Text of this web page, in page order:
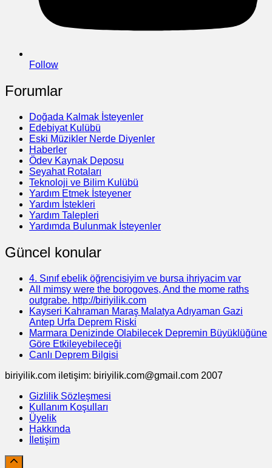
Follow
Forumlar
Doğada Kalmak İsteyenler
Edebiyat Kulübü
Eski Müzikler Nerde Diyenler
Haberler
Ödev Kaynak Deposu
Seyahat Rotaları
Teknoloji ve Bilim Kulübü
Yardım Etmek İsteyener
Yardım İstekleri
Yardım Talepleri
Yardımda Bulunmak İsteyenler
Güncel konular
4. Sınıf ebelik öğrencisiyim ve bursa ihriyacim var
All mimsy were the borogoves, And the mome raths
outgrabe. http://biriyilik.com
Kayseri Kahraman Maraş Malatya Adıyaman Gazi
Antep Urfa Deprem Riski
Marmara Denizinde Olabilecek Depremin Büyüklüğüne
Göre Etkileyebileceği
Canlı Deprem Bilgisi
biriyilik.com iletişim: biriyilik.com@gmail.com 2007
Gizlilik Sözleşmesi
Kullanım Koşulları
Üyelik
Hakkında
İletişim